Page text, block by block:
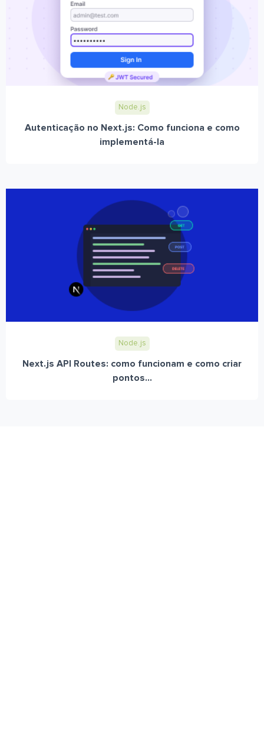
Node.js
Autenticação no Next.js: Como funciona e como
implementá-la
Node.js
Next.js API Routes: como funcionam e como criar
pontos...